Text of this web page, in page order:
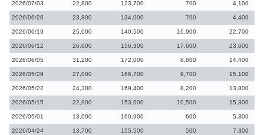
2026/07/03 22,800 123,700 700 4,100
2026/06/26 23,800 134,000 700 4,400
2026/06/19 25,000 140,500 16,900 22,700
2026/06/12 26,600 156,300 17,600 23,600
2026/06/05 31,200 172,000 8,800 14,400
2026/05/29 27,000 166,700 9,700 15,100
2026/05/22 24,300 169,400 8,200 13,800
2026/05/15 22,900 153,000 10,500 15,300
2026/05/01 13,000 160,900 600 5,300
2026/04/24 13,700 155,500 500 7,300